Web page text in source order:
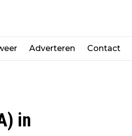
Adverteren Contact
in